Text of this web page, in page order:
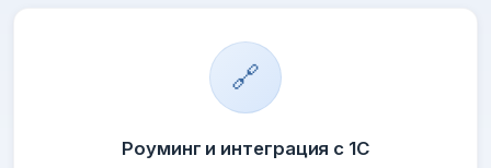
🔗
Роуминг и интеграция с 1С